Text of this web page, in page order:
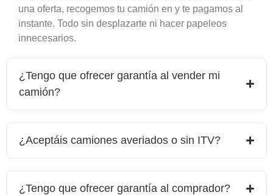
una oferta, recogemos tu camión en y te pagamos al
instante. Todo sin desplazarte ni hacer papeleos
innecesarios.
¿Tengo que ofrecer garantía al vender mi
camión?
¿Aceptáis camiones averiados o sin ITV?
¿Tengo que ofrecer garantía al comprador?